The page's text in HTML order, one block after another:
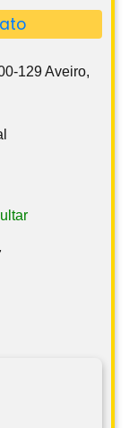
129 Aveiro,